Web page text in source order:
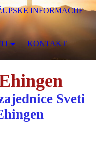
Sveti
INFORMACIJE
KONTAKT